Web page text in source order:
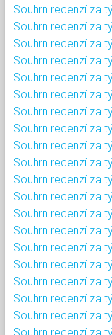
Souhrn recenzí za
Souhrn recenzí za
Souhrn recenzí za
Souhrn recenzí za
Souhrn recenzí za
Souhrn recenzí za
Souhrn recenzí za
Souhrn recenzí za
Souhrn recenzí za
Souhrn recenzí za
Souhrn recenzí za
Souhrn recenzí za
Souhrn recenzí za
Souhrn recenzí za
Souhrn recenzí za
Souhrn recenzí za
Souhrn recenzí za
Souhrn recenzí za
Souhrn recenzí za
Souhrn recenzí za